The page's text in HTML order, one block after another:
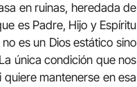
en ruinas, heredada de
es Padre, Hijo y Espíritu
es un Dios estático sino
única condición que nos
quiere mantenerse en esa